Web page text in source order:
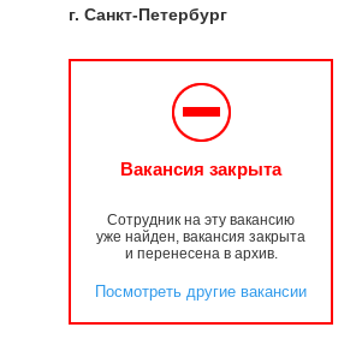
г. Санкт-Петербург
Вакансия закрыта
Сотрудник на эту вакансию
уже найден, вакансия закрыта
и перенесена в архив.
Посмотреть другие вакансии